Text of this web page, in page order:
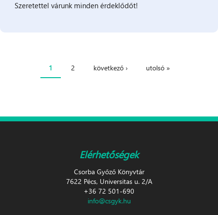
Szeretettel várunk minden érdeklődőt!
Oldalak 1 2 következő › utolsó »
Elérhetőségek
Csorba Győző Könyvtár
7622 Pécs, Universitas u. 2/A
+36 72 501-690
info@csgyk.hu